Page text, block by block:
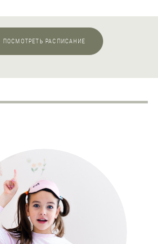
ПОСМОТРЕТЬ РАСПИСАНИЕ